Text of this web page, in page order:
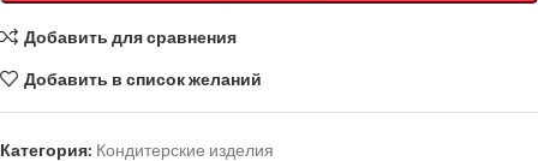
Добавить для сравнения
Добавить в список желаний
Категория: Кондитерские изделия